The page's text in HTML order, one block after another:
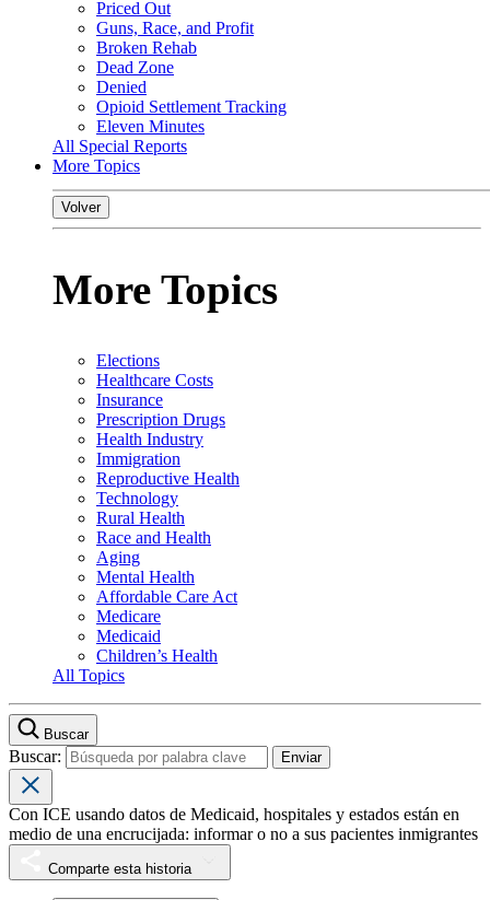
Priced Out
Guns, Race, and Profit
Broken Rehab
Dead Zone
Denied
Opioid Settlement Tracking
Eleven Minutes
All Special Reports
More Topics
Volver
More Topics
Elections
Healthcare Costs
Insurance
Prescription Drugs
Health Industry
Immigration
Reproductive Health
Technology
Rural Health
Race and Health
Aging
Mental Health
Affordable Care Act
Medicare
Medicaid
Children’s Health
All Topics
Buscar
Buscar:
Con ICE usando datos de Medicaid, hospitales y estados están en
medio de una encrucijada: informar o no a sus pacientes inmigrantes
Comparte esta historia